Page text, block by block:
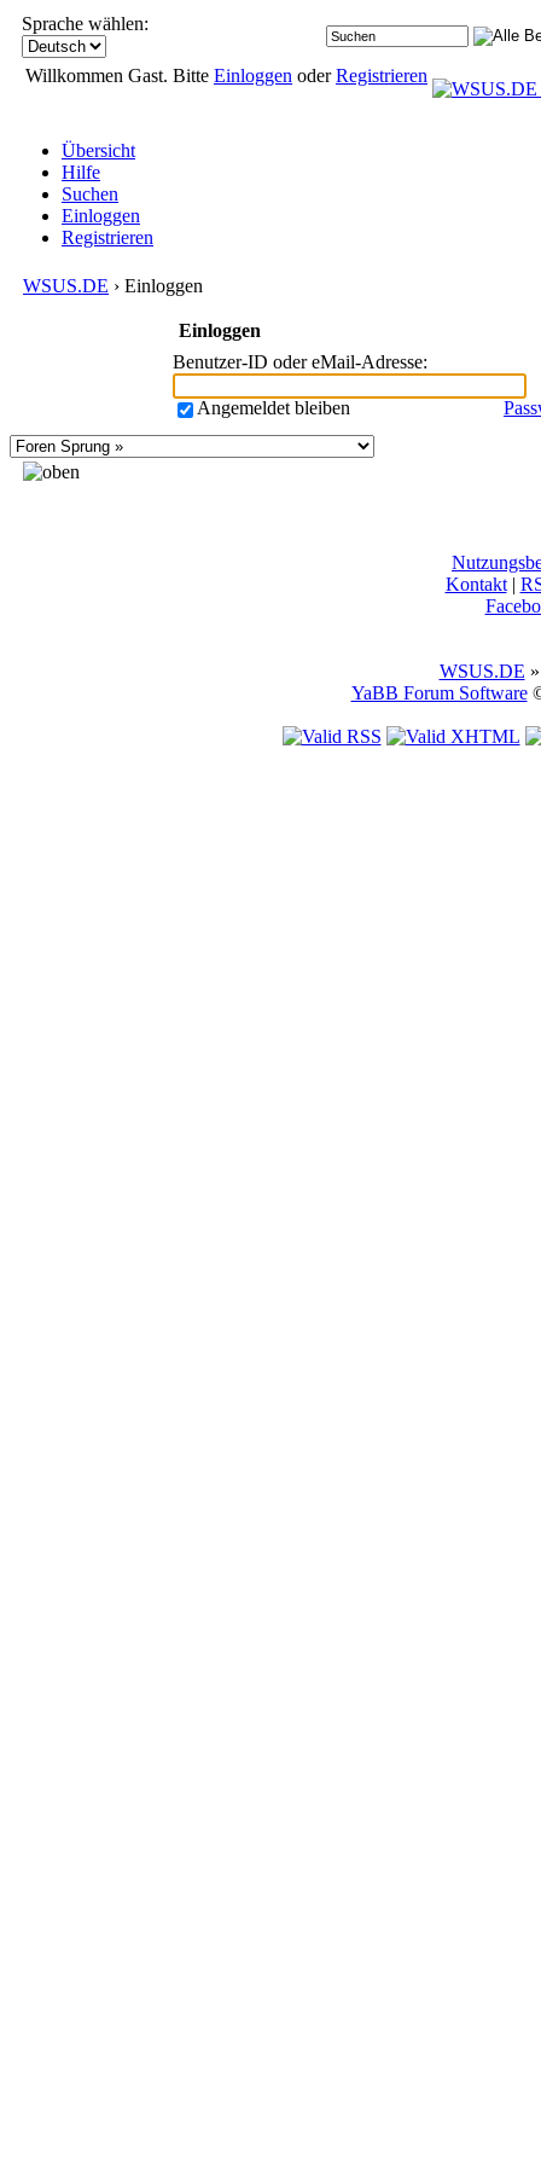
Sprache wählen:
Willkommen Gast. Bitte Einloggen oderRegistrieren
Übersicht
Hilfe
Suchen
Einloggen
Registrieren
WSUS.DE › Einloggen
Einloggen
Benutzer-ID oder eMail-Adresse:
Angemeldet bleiben
Kontakt|
WSUS.DE
YaBB Forum Software©